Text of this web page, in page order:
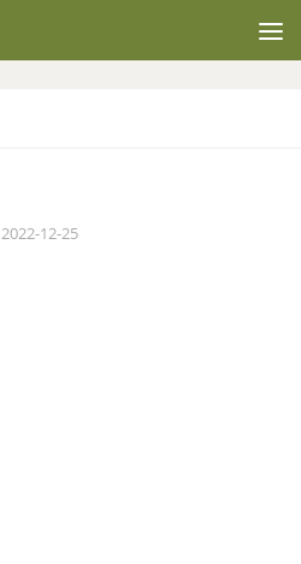
2022-12-25